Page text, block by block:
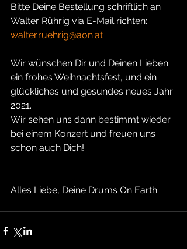
Bitte Deine Bestellung schriftlich an
Walter Rührig via E-Mail richten:
walter.ruehrig@aon.at
Wir wünschen Dir und Deinen Lieben
ein frohes Weihnachtsfest, und ein
glückliches und gesundes neues Jahr
2021.
Wir sehen uns dann bestimmt wieder
bei einem Konzert und freuen uns
schon auch Dich!
Alles Liebe, Deine Drums On Earth